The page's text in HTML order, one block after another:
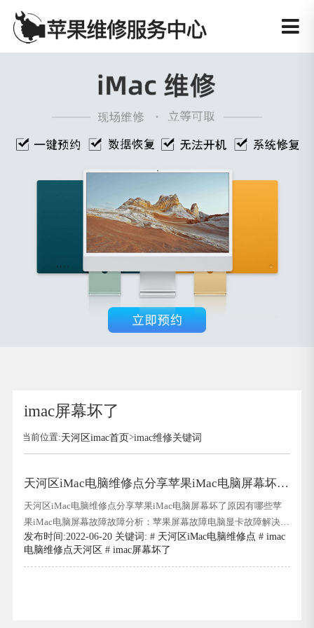
imac屏幕坏了
当前位置:天河区imac首页>imac维修关键词
天河区iMac电脑维修点分享苹果iMac电脑屏幕坏了
原因有哪些
天河区iMac电脑维修点分享苹果iMac电脑屏幕坏了原因有哪些苹
果iMac电脑屏幕故障故障分析：苹果屏幕故障电脑显卡故障解决方
案：1.首先,如果使用这种模式可以稳定支持或保持高特效的全流畅
运行,我们需要确定所选型号的计算机是否仍然支持d4000.天河区
iMac电脑维修点分享苹果iMac电脑屏幕坏了原因有哪些这是一个
发布时间:2022-06-20 关键词: # 天河区iMac电脑维修点 #imac
电脑维修点天河区 #imac屏幕坏了